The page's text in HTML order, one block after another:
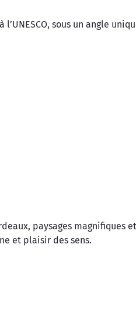
sous un angle
paysages magnifiques
et plaisir des sens.